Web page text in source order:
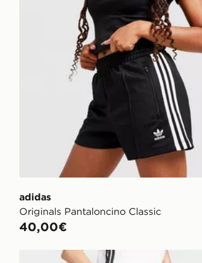
adidas
Originals Pantaloncino Classic
40,00€
adidas Short Essentials 3-stripes Cotton